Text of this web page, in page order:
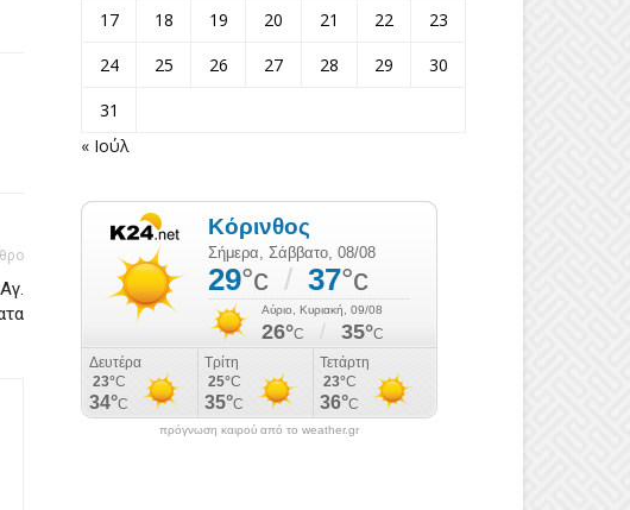
17
18 19 20 21 22
23
24
25 26 27 28 29
30
31
« Ιούλ
πρόγνωση καιρού από το weather.gr